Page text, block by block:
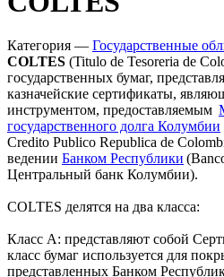
COLTES
Категория —Государственные
COLTES(Titulo de Tesoreria de
государственных бумаг,
казначейские сертификаты,
инструментом, предоставляемым
Credito Publico Republica de
Центральный банк Колумбии).
COLTES делятся на два класса: